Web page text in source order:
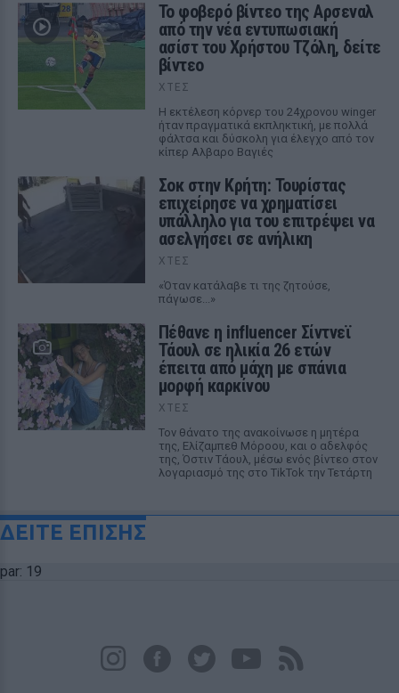
Το φοβερό βίντεο της Αρσεναλ
από την νέα εντυπωσιακή
ασίστ του Χρήστου Τζόλη, δείτε
βίντεο
ΧΤΕΣ
Η εκτέλεση κόρνερ του 24χρονου winger
ήταν πραγματικά εκπληκτική, με πολλά
φάλτσα και δύσκολη για έλεγχο από τον
κίπερ Αλβαρο Βαγιές
Σοκ στην Κρήτη: Τουρίστας
επιχείρησε να χρηματίσει
υπάλληλο για του επιτρέψει να
ασελγήσει σε ανήλικη
ΧΤΕΣ
«Όταν κατάλαβε τι της ζητούσε,
πάγωσε...»
Πέθανε η influencer Σίντνεϊ
Τάουλ σε ηλικία 26 ετών
έπειτα από μάχη με σπάνια
μορφή καρκίνου
ΧΤΕΣ
Τον θάνατο της ανακοίνωσε η μητέρα
της, Ελίζαμπεθ Μόροου, και ο αδελφός
της, Όστιν Τάουλ, μέσω ενός βίντεο στον
λογαριασμό της στο TikTok την Τετάρτη
ΔΕΙΤΕ ΕΠΙΣΗΣ
par: 19